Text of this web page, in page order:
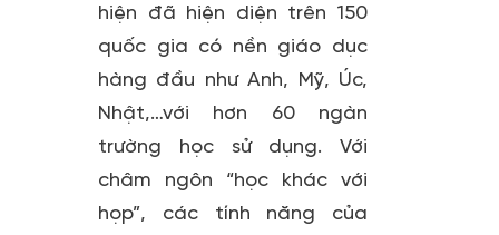
hiện đã hiện diện trên 150
quốc gia có nền giáo dục
hàng đầu như Anh, Mỹ, Úc,
Nhật,…với hơn 60 ngàn
trường học sử dụng. Với
châm ngôn “học khác với
họp”, các tính năng của